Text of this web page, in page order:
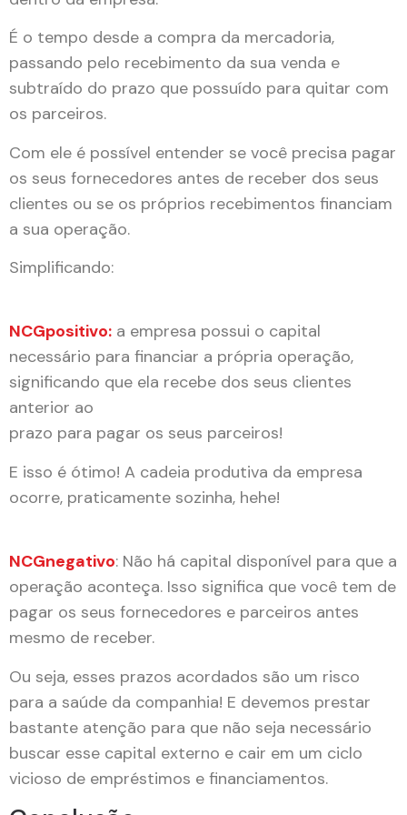
É o tempo desde a compra da mercadoria,
passando pelo recebimento da sua venda e
subtraído do prazo que possuído para quitar com
os parceiros.
Com ele é possível entender se você precisa pagar
os seus fornecedores antes de receber dos seus
clientes ou se os próprios recebimentos financiam
a sua operação.
Simplificando:
NCGpositivo: a empresa possui o capital
necessário para financiar a própria operação,
significando que ela recebe dos seus clientes
anterior ao
prazo para pagar os seus parceiros!
E isso é ótimo! A cadeia produtiva da empresa
ocorre, praticamente sozinha, hehe!
NCGnegativo: Não há capital disponível para que a
operação aconteça. Isso significa que você tem de
pagar os seus fornecedores e parceiros antes
mesmo de receber.
Ou seja, esses prazos acordados são um risco
para a saúde da companhia! E devemos prestar
bastante atenção para que não seja necessário
buscar esse capital externo e cair em um ciclo
vicioso de empréstimos e financiamentos.